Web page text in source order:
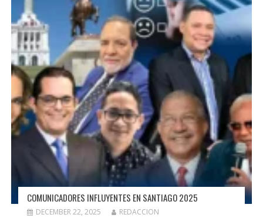
COMUNICADORES INFLUYENTES EN SANTIAGO 2025
DECEMBER 22, 2025 REDACCION